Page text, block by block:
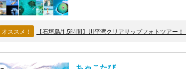
オススメ！ 【石垣島/1.5時間】川平湾クリアサップフォトツアー